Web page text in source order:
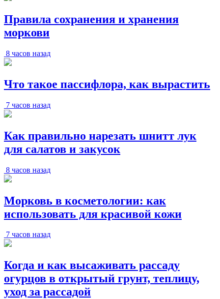
Правила сохранения и хранения
моркови
8 часов назад
Что такое пассифлора, как вырастить
7 часов назад
Как правильно нарезать шнитт лук
для салатов и закусок
8 часов назад
Морковь в косметологии: как
использовать для красивой кожи
7 часов назад
Когда и как высаживать рассаду
огурцов в открытый грунт, теплицу,
уход за рассадой